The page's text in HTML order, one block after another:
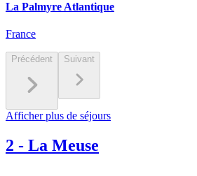
La Palmyre Atlantique
France
Précédent Suivant
Afficher plus de séjours
2 - La Meuse